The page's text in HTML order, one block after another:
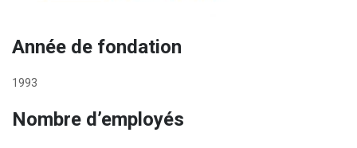
Année de fondation
1993
Nombre d’employés